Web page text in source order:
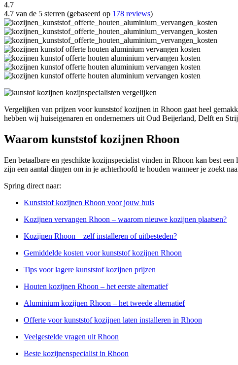
4.7
4.7 van de 5 sterren (gebaseerd op 178 reviews)
Vergelijken van prijzen voor kunststof kozijnen in Rhoon gaat heel
hebben wij huiseigenaren en ondernemers uit Oud Beijerland, Delft en
Waarom kunststof kozijnen Rhoon
Een betaalbare en geschikte kozijnspecialist vinden in Rhoon kan best
zijn een aantal dingen om in je achterhoofd te houden wanneer je zoekt
Spring direct naar:
Kunststof kozijnen Rhoon voor jouw huis
Kozijnen vervangen Rhoon – waarom nieuwe kozijnen plaatsen?
Kozijnen Rhoon – zelf installeren of uitbesteden?
Gemiddelde kosten voor kunststof kozijnen Rhoon
Tips voor lagere kunststof kozijnen prijzen
Houten kozijnen Rhoon – het eerste alternatief
Aluminium kozijnen Rhoon – het tweede alternatief
Offerte voor kunststof kozijnen laten installeren in Rhoon
Veelgestelde vragen uit Rhoon
Beste kozijnenspecialist in Rhoon